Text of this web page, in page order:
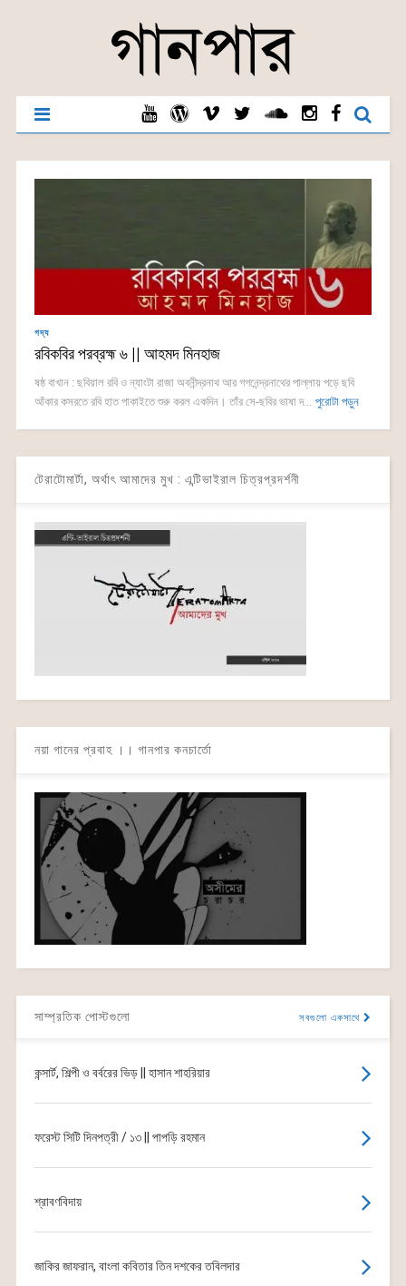
গদ্য
রবিকবির পরব্রহ্ম ৬ || আহমদ মিনহাজ
ষষ্ঠ বাখান : ছবিয়াল রবি ও ন্যাংটা রাজা অবনীন্দ্রনাথ আর গগনেন্দ্রনাথের পাল্লায় পড়ে ছবি
আঁকার কসরতে রবি হাত পাকাইতে শুরু করল একদিন। তাঁর সে-ছবির ভাষা দ... পুরোটা পড়ুন
টেরাটোমার্টা, অর্থাৎ আমাদের মুখ : এন্টিভাইরাল চিত্রপ্রদর্শনী
নয়া গানের প্রবাহ ।। গানপার কনচার্তো
সাম্প্রতিক পোস্টগুলো সবগুলো একসাথে
কন্সার্ট, শিল্পী ও বর্বরের ভিড় || হাসান শাহরিয়ার
ফরেস্ট সিটি দিনপত্রী / ১৩ || পাপড়ি রহমান
শ্রাবণবিদায়
জাকির জাফরান, বাংলা কবিতার তিন দশকের তবিলদার